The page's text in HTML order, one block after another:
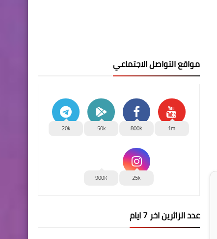
مواقع التواصل الاجتماعي
1m
800k
50k
20k
25k
900K
عدد الزائرين اخر 7 ايام